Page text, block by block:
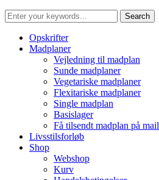
Opskrifter
Madplaner
Vejledning til madplan
Sunde madplaner
Vegetariske madplaner
Flexitariske madplaner
Single madplan
Basislager
Få tilsendt madplan på mail
Livsstilsforløb
Shop
Webshop
Kurv